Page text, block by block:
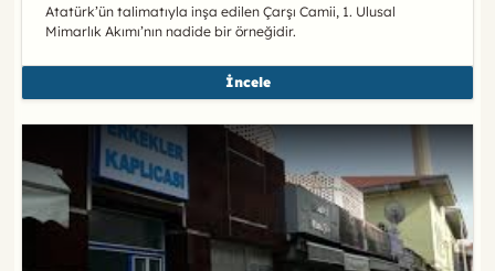
Atatürk’ün talimatıyla inşa edilen Çarşı Camii, 1. Ulusal
Mimarlık Akımı’nın nadide bir örneğidir.
İncele